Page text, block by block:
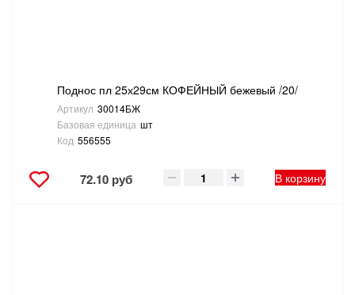
ЭЛЕКТРОМОНТАЖНЫЕ ТОВАРЫ, СВЕТОТЕХНИКА
Поднос пл 25х29см КОФЕЙНЫЙ бежевый /20/
Артикул 30014БЖ
Базовая единица шт
Код 556555
72.10 руб В корзину